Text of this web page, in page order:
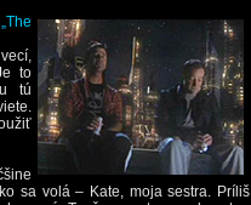
to
tú
sa volá – Kate, moja sestra. Príliš